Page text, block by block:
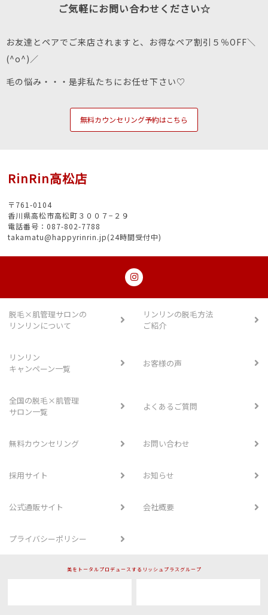
ご気軽にお問い合わせください☆
お友達とペアでご来店されますと、お得なペア割引５％OFF＼
(^o^)／
毛の悩み・・・是非私たちにお任せ下さい♡
無料カウンセリング予約はこちら
RinRin高松店
〒761-0104
香川県高松市高松町３００７−２９
電話番号：087-802-7788
takamatu@happyrinrin.jp(24時間受付中)
脱毛×肌管理サロンの
リンリンについて
リンリンの脱毛方法
ご紹介
リンリン
キャンペーン一覧
お客様の声
全国の脱毛×肌管理
サロン一覧
よくあるご質問
無料カウンセリング お問い合わせ
採用サイト お知らせ
公式通販サイト 会社概要
プライバシーポリシー
美をトータルプロデュースするリッシュプラスグループ